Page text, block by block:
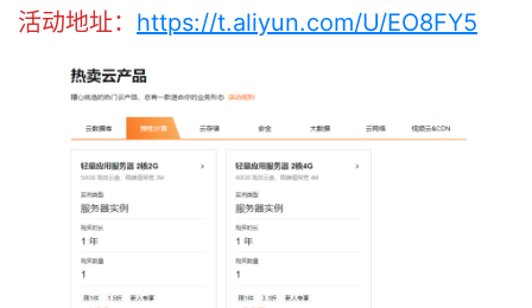
活动地址： https://t.aliyun.com/U/EO8FY5